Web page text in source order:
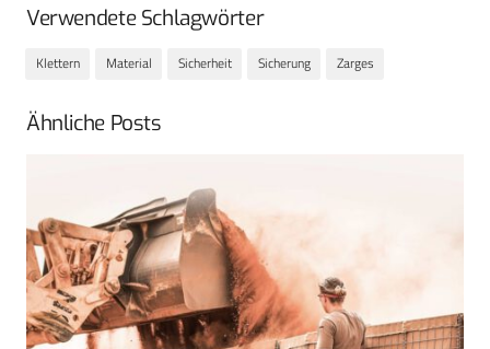
Verwendete Schlagwörter
Klettern Material Sicherheit Sicherung Zarges
Ähnliche Posts